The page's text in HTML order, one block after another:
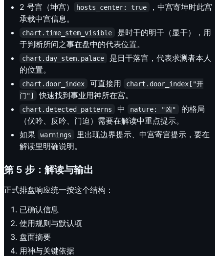
2 号宫（坤宫）
hosts_center: true
，中宫寄坤时此宫
承载中宫信息。
chart.time_stem_visible
是时干的明干（显干），用
于判断所问之事在盘中的代表位置。
chart.day_stem.palace
是日干落宫，代表求测者本人
的位置。
chart.door_index 可直接用
chart.door_index["开
门"]
快速找到事业用神所在宫。
chart.detected_patterns 中 nature: "凶"
的格局
（伏吟、反吟、门迫）需要在解读中重点提示。
如果
warnings
里出现边界提示、中宫寄宫提示，要在
解读里明确说明。
第 5 步：解读与输出
正式排盘响应统一按这个结构：
已确认信息
使用规则与默认项
盘面摘要
用神与关键依据